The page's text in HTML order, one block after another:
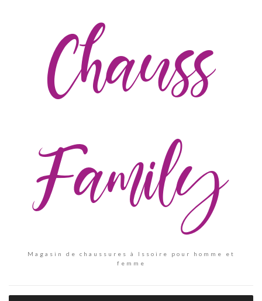
Chauss
Family
Magasin de chaussures à Issoire pour homme et
femme